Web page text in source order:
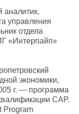
управления
отдела
«Интерпайп»
экономики,
г. — программа
CAP.
Program